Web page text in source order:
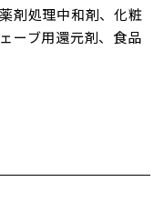
剤処理中和剤、化粧
ーブ用還元剤、食品